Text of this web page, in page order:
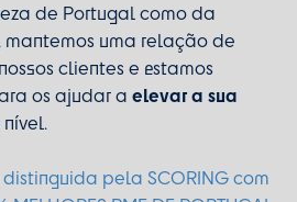
de Portugal como da
uma relação de
clientes e estamos
os ajudar a elevar a sua